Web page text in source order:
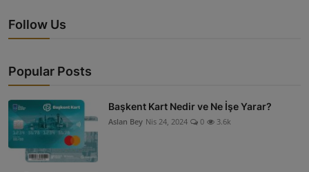
Follow Us
Popular Posts
Başkent Kart Nedir ve Ne İşe Yarar?
Aslan Bey Nis 24, 2024 0 3.6k